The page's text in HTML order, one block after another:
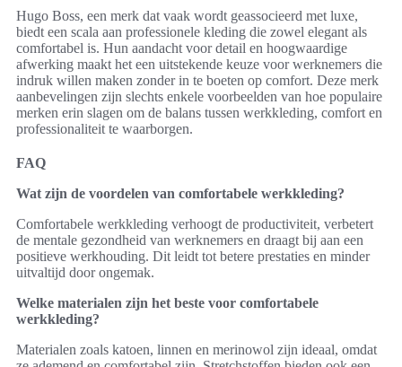
Hugo Boss, een merk dat vaak wordt geassocieerd met luxe,
biedt een scala aan professionele kleding die zowel elegant als
comfortabel is. Hun aandacht voor detail en hoogwaardige
afwerking maakt het een uitstekende keuze voor werknemers die
indruk willen maken zonder in te boeten op comfort. Deze merk
aanbevelingen zijn slechts enkele voorbeelden van hoe populaire
merken erin slagen om de balans tussen werkkleding, comfort en
professionaliteit te waarborgen.
FAQ
Wat zijn de voordelen van comfortabele werkkleding?
Comfortabele werkkleding verhoogt de productiviteit, verbetert
de mentale gezondheid van werknemers en draagt bij aan een
positieve werkhouding. Dit leidt tot betere prestaties en minder
uitvaltijd door ongemak.
Welke materialen zijn het beste voor comfortabele
werkkleding?
Materialen zoals katoen, linnen en merinowol zijn ideaal, omdat